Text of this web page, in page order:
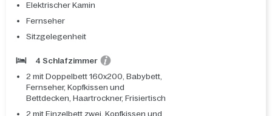
Elektrischer Kamin
Fernseher
Sitzgelegenheit
4 Schlafzimmer
2 mit Doppelbett 160x200, Babybett,
Fernseher, Kopfkissen und
Bettdecken, Haartrockner, Frisiertisch
2 mit Einzelbett zwei, Kopfkissen und